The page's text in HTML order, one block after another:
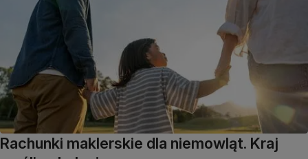
Rachunki maklerskie dla niemowląt. Kraj